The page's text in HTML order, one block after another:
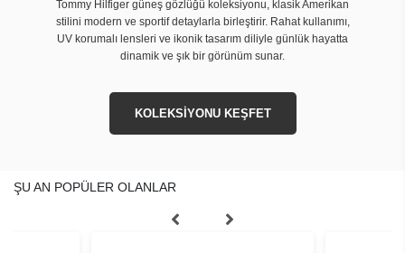
Tommy Hilfiger güneş gözlüğü koleksiyonu, klasik Amerikan
stilini modern ve sportif detaylarla birleştirir. Rahat kullanımı,
UV korumalı lensleri ve ikonik tasarım diliyle günlük hayatta
dinamik ve şık bir görünüm sunar.
KOLEKSİYONU KEŞFET
ŞU AN POPÜLER OLANLAR